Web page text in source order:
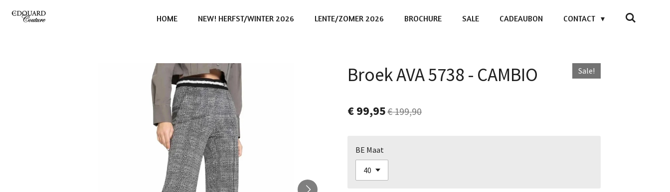
Ga
direct
HOME NEW! HERFST/WINTER 2026 LENTE/ZOMER 2026 BROCHURE SALE CADEAUBON CONTACT
Broek AVA 5738 - CAMBIO Sale!
€ 99,95€ 199,90
BE Maat